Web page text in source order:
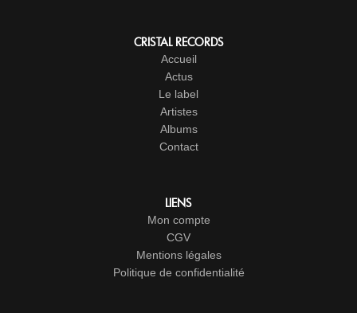
CRISTAL RECORDS
Accueil
Actus
Le label
Artistes
Albums
Contact
LIENS
Mon compte
CGV
Mentions légales
Politique de confidentialité